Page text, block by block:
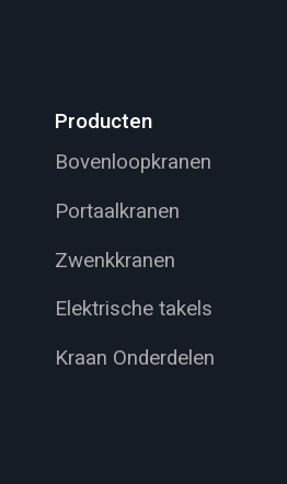
Producten
Bovenloopkranen
Portaalkranen
Zwenkkranen
Elektrische takels
Kraan Onderdelen